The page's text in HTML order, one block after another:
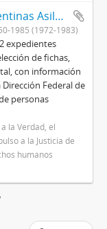
Colección Personas Argentinas Asiladas en México
1985 (1972-1983)
expedientes
de fichas,
con información
Federal de
personas
la Verdad, el
a la Justicia de
humanos